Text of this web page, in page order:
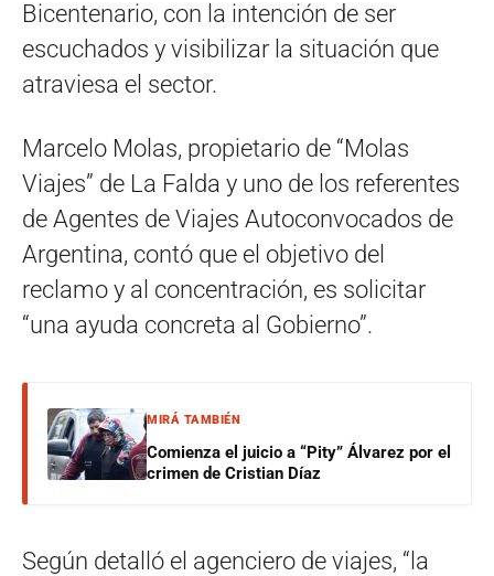
Bicentenario, con la intención de ser
escuchados y visibilizar la situación que
atraviesa el sector.
Marcelo Molas, propietario de “Molas
Viajes” de La Falda y uno de los referentes
de Agentes de Viajes Autoconvocados de
Argentina, contó que el objetivo del
reclamo y al concentración, es solicitar
“una ayuda concreta al Gobierno”.
MIRÁ TAMBIÉN
Comienza el juicio a “Pity” Álvarez por el
crimen de Cristian Díaz
Según detalló el agenciero de viajes, “la